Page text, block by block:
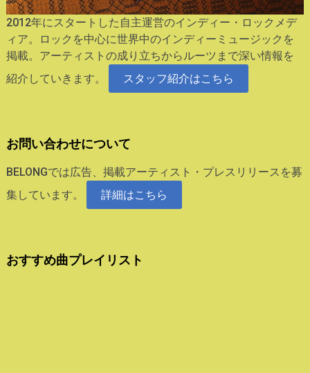
2012年にスタートした自主運営のインディー・ロックメデ
ィア。ロックを中心に世界中のインディーミュージックを
掲載。アーティストの成り立ちからルーツまで深い情報を
紹介していきます。
スタッフ紹介はこちら
お問い合わせについて
BELONGでは広告、掲載アーティスト・プレスリリースを募
集しています。
詳細はこちら
おすすめ曲プレイリスト